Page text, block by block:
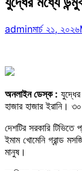
adminমার্চ ২১, ২০২৬
অনলাইন ডেস্ক :
হাজার হাজার ইরানি।
দেশটির সরকারি টিভিতে
ইমাম খোমেনি গ্রান্ড
মানুষ।